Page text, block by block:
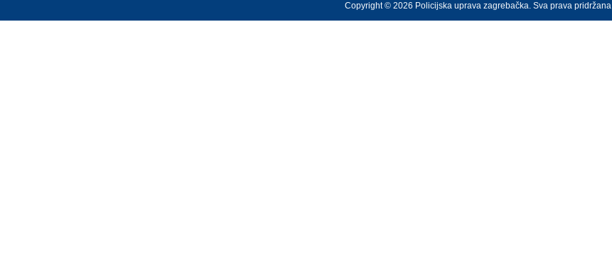
Copyright © 2026 Policijska uprava zagrebačka. Sva prava pridržana